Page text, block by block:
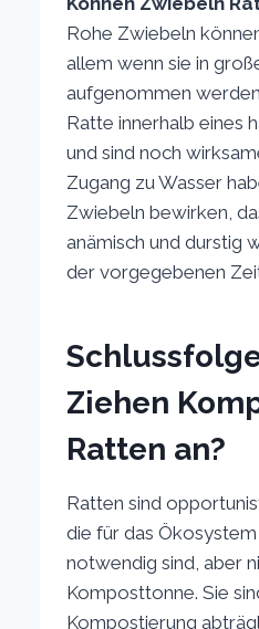
Rohe Zwiebeln
allem wenn sie in
aufgenommen
Ratte innerhalb eines
und sind noch
Zugang zu Wasser
Zwiebeln bewirken,
anämisch und durstig
der vorgegebenen
Ziehen
Ratten an?
Ratten sind
die für das
notwendig sind, aber
Komposttonne. Sie
Kompostierung